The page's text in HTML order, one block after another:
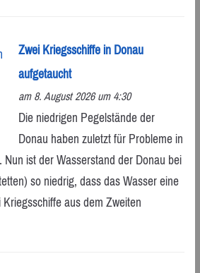
Zwei Kriegsschiffe in Donau
aufgetaucht
am 8. August 2026 um 4:30
Die niedrigen Pegelstände der
Donau haben zuletzt für Probleme in
ist der Wasserstand der Donau bei
so niedrig, dass das Wasser eine
aus dem Zweiten